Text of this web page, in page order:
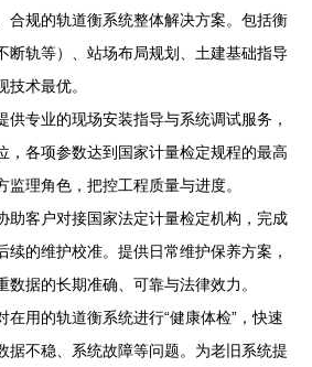
合规的轨道衡系统整体解决方案。包括衡
断轨等）、站场布局规划、土建基础指导
术最优。
供专业的现场安装指导与系统调试服务，
，各项参数达到国家计量检定规程的最高
理角色，把控工程质量与进度。
助客户对接国家法定计量检定机构，完成
续的维护校准。提供日常维护保养方案，
数据的长期准确、可靠与法律效力。
在用的轨道衡系统进行“健康体检”，快速
据不稳、系统故障等问题。为老旧系统提